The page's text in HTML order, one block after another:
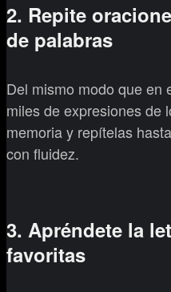
2. Repite
de palabras
Del mismo modo que en
miles de expresiones de
memoria y repítelas
con fluidez.
3. Apréndete la
favoritas